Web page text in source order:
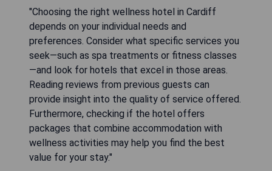
"Choosing the right wellness hotel in Cardiff
depends on your individual needs and
preferences. Consider what specific services you
seek—such as spa treatments or fitness classes
—and look for hotels that excel in those areas.
Reading reviews from previous guests can
provide insight into the quality of service offered.
Furthermore, checking if the hotel offers
packages that combine accommodation with
wellness activities may help you find the best
value for your stay."